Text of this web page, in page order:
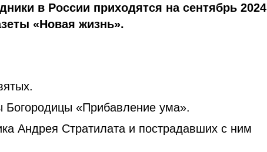
в России приходятся на сентябрь 2024
«Новая жизнь».
Богородицы «Прибавление ума».
Андрея Стратилата и пострадавших с ним